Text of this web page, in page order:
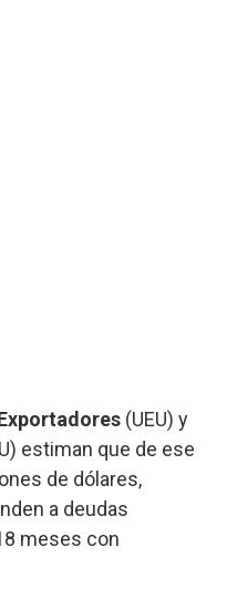
(UEU) y
estiman que de ese
de dólares,
a deudas
meses con